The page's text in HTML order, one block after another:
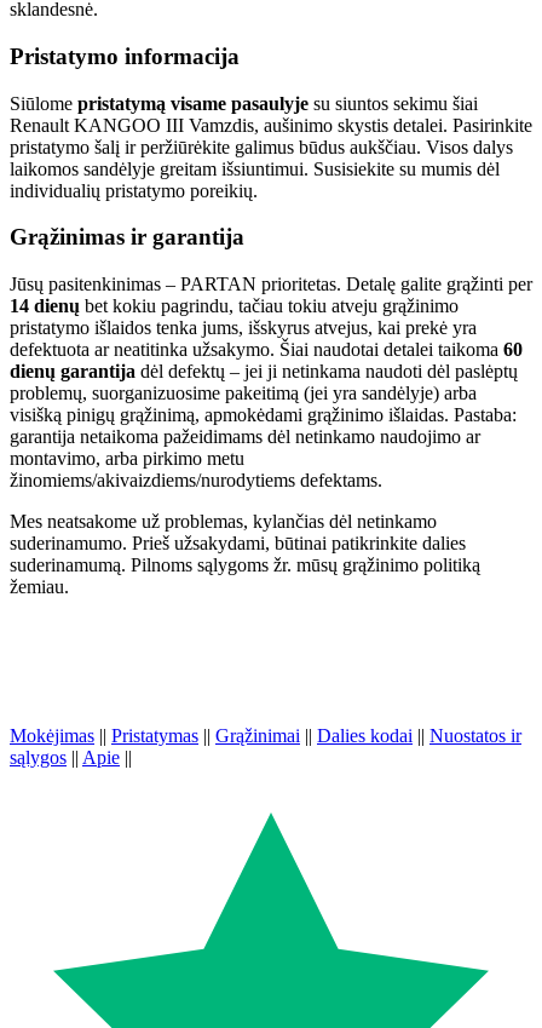
sklandesnė.
Pristatymo informacija
Siūlome pristatymą visame pasaulyje su siuntos sekimu šiai
Renault KANGOO III Vamzdis, aušinimo skystis detalei. Pasirinkite
pristatymo šalį ir peržiūrėkite galimus būdus aukščiau. Visos dalys
laikomos sandėlyje greitam išsiuntimui. Susisiekite su mumis dėl
individualių pristatymo poreikių.
Grąžinimas ir garantija
Jūsų pasitenkinimas – PARTAN prioritetas. Detalę galite grąžinti per
14 dienų bet kokiu pagrindu, tačiau tokiu atveju grąžinimo
pristatymo išlaidos tenka jums, išskyrus atvejus, kai prekė yra
defektuota ar neatitinka užsakymo. Šiai naudotai detalei taikoma 60
dienų garantija dėl defektų – jei ji netinkama naudoti dėl paslėptų
problemų, suorganizuosime pakeitimą (jei yra sandėlyje) arba
visišką pinigų grąžinimą, apmokėdami grąžinimo išlaidas. Pastaba:
garantija netaikoma pažeidimams dėl netinkamo naudojimo ar
montavimo, arba pirkimo metu
žinomiems/akivaizdiems/nurodytiems defektams.
Mes neatsakome už problemas, kylančias dėl netinkamo
suderinamumo. Prieš užsakydami, būtinai patikrinkite dalies
suderinamumą. Pilnoms sąlygoms žr. mūsų grąžinimo politiką
žemiau.
Mokėjimas || Pristatymas || Grąžinimai || Dalies kodai || Nuostatos ir
sąlygos || Apie ||